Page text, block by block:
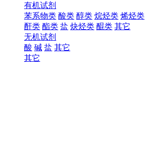
有机试剂
苯系物类 酸类 醇类 烷烃类 烯烃类
酐类 酯类 盐 炔烃类 醌类 其它
无机试剂
酸 碱 盐 其它
其它